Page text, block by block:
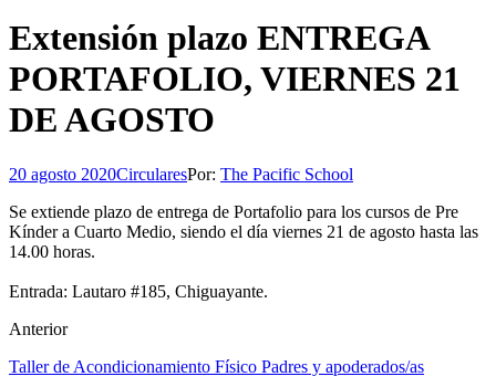
Extensión plazo ENTREGA
PORTAFOLIO, VIERNES 21
DE AGOSTO
20 agosto 2020CircularesPor: The Pacific School
Se extiende plazo de entrega de Portafolio para los cursos de Pre
Kínder a Cuarto Medio, siendo el día viernes 21 de agosto hasta las
14.00 horas.
Entrada: Lautaro #185, Chiguayante.
Anterior
Taller de Acondicionamiento Físico Padres y apoderados/as